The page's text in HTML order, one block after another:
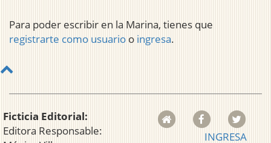
Para poder escribir en la Marina, tienes que
registrarte como usuario o ingresa.
Ficticia Editorial:
Editora Responsable:
INGRESA